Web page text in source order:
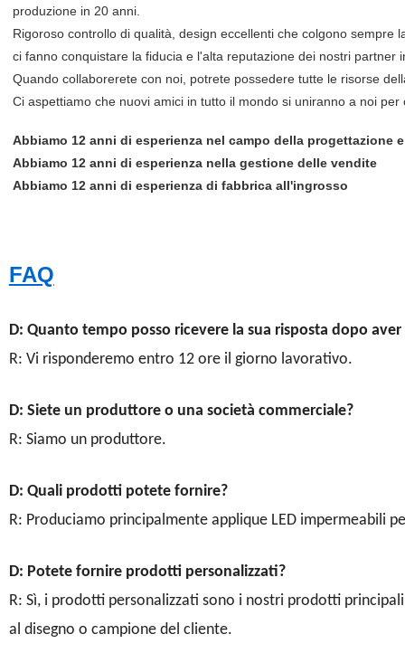
produzione in 20 anni.
Rigoroso controllo di qualità, design eccellenti che colgono
ci fanno conquistare la fiducia e l'alta reputazione dei nostri partner
Quando collaborerete con noi, potrete possedere tutte le risorse
Ci aspettiamo che nuovi amici in tutto il mondo si uniranno a noi
Abbiamo 12 anni di esperienza nel campo della progettazione
Abbiamo 12 anni di esperienza nella gestione delle vendite
Abbiamo 12 anni di esperienza di fabbrica all'ingrosso
FAQ
D: Quanto tempo posso ricevere la sua risposta dopo
R: Vi risponderemo entro 12 ore il giorno lavorativo.
D: Siete un produttore o una società commerciale?
R: Siamo un produttore.
D: Quali prodotti potete fornire?
R: Produciamo principalmente applique LED impermeabili
D: Potete fornire prodotti personalizzati?
R: Sì, i prodotti personalizzati sono i nostri prodotti
al disegno o campione del cliente.